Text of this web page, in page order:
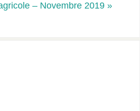
– Novembre 2019 »